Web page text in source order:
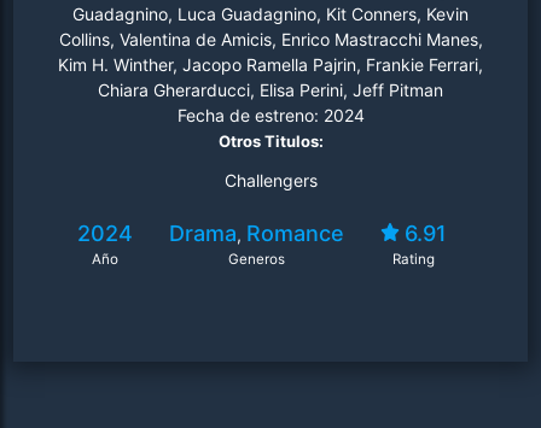
Guadagnino, Luca Guadagnino, Kit Conners, Kevin
Collins, Valentina de Amicis, Enrico Mastracchi Manes,
Kim H. Winther, Jacopo Ramella Pajrin, Frankie Ferrari,
Chiara Gherarducci, Elisa Perini, Jeff Pitman
Fecha de estreno: 2024
Otros Titulos:
Challengers
2024
Año
Drama, Romance
Generos
6.91
Rating